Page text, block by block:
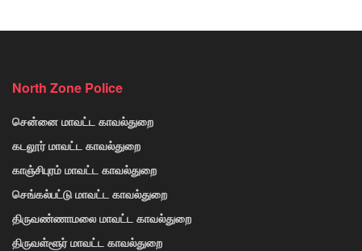
North Zone Police
சென்னை மாவட்ட காவல்துறை
கடலூர் மாவட்ட காவல்துறை
காஞ்சிபுரம் மாவட்ட காவல்துறை
செங்கல்பட்டு மாவட்ட காவல்துறை
திருவண்ணாமலை மாவட்ட காவல்துறை
திருவள்ளூர் மாவட்ட காவல்துறை